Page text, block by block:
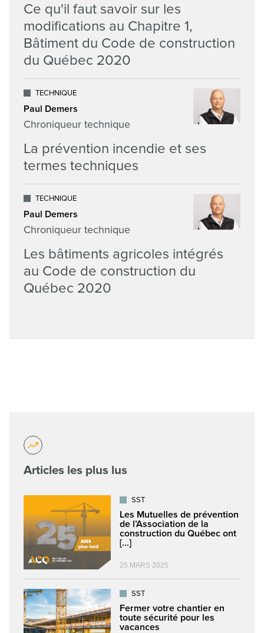
Ce qu'il faut savoir sur les
modifications au Chapitre 1,
Bâtiment du Code de construction
du Québec 2020
TECHNIQUE
Paul Demers
Chroniqueur technique
La prévention incendie et ses
termes techniques
TECHNIQUE
Paul Demers
Chroniqueur technique
Les bâtiments agricoles intégrés
au Code de construction du
Québec 2020
Articles les plus lus
SST
Les Mutuelles de prévention
de l’Association de la
construction du Québec ont
[...]
25 MARS 2025
SST
Fermer votre chantier en
toute sécurité pour les
vacances